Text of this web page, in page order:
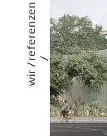
referenzen /
wir
/